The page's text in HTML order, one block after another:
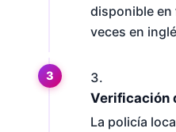
disponible en
veces en
Verificación
La policía